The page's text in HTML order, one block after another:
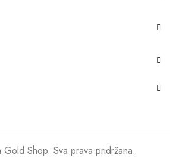
Shop. Sva prava pridržana.